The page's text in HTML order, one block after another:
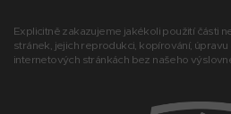
Explicitně zakazujeme jakékoli použití části
stránek, jejich reprodukci, kopírování, úpravu
internetových stránkách bez našeho